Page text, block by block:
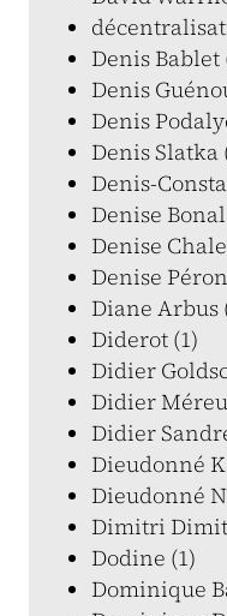
Denis Bablet
Denis
Denis
Denis Slatka
Denis-
Denise
Denise
Denise
Diane Arbus
Diderot (1)
Didier
Didier
Didier
Dieudonné
Dieudonné
Dimitri
Dodine (1)
Dominique